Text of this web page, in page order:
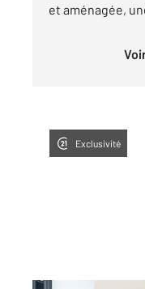
et aménagée,
Exclusivité